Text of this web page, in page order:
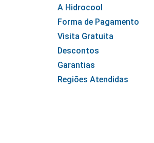
A Hidrocool
Forma de Pagamento
Visita Gratuita
Descontos
Garantias
Regiões Atendidas